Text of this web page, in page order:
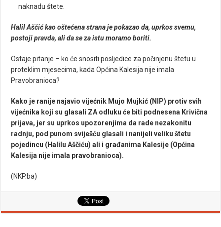
naknadu štete.
Halil Aščić kao oštećena strana je pokazao da, uprkos svemu,
postoji pravda, ali da se za istu moramo boriti.
Ostaje pitanje – ko će snositi posljedice za počinjenu štetu u
proteklim mjesecima, kada Općina Kalesija nije imala
Pravobranioca?
Kako je ranije najavio vijećnik Mujo Mujkić (NIP) protiv svih
vijećnika koji su glasali ZA odluku će biti podnesena Krivična
prijava, jer su uprkos upozorenjima da rade nezakonitu
radnju, pod punom sviješću glasali i nanijeli veliku štetu
pojedincu (Halilu Aščiću) ali i građanima Kalesije (Općina
Kalesija nije imala pravobranioca).
(NKP.ba)